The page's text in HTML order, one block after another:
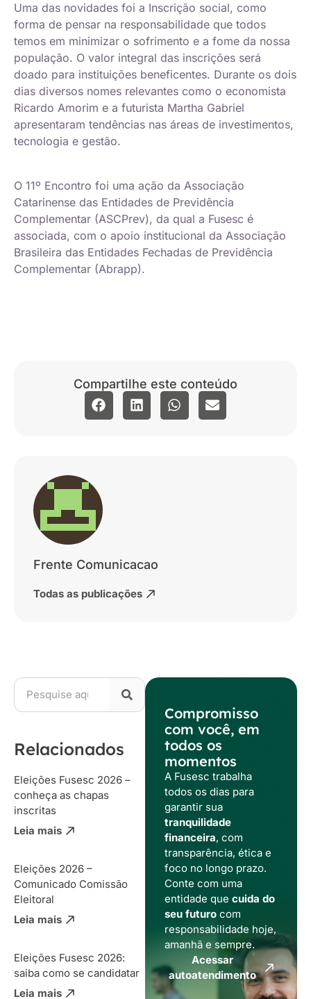
Uma das novidades foi a Inscrição social, como
forma de pensar na responsabilidade que todos
temos em minimizar o sofrimento e a fome da nossa
população. O valor integral das inscrições será
doado para instituições beneficentes. Durante os dois
dias diversos nomes relevantes como o economista
Ricardo Amorim e a futurista Martha Gabriel
apresentaram tendências nas áreas de investimentos,
tecnologia e gestão.
O 11º Encontro foi uma ação da Associação
Catarinense das Entidades de Previdência
Complementar (ASCPrev), da qual a Fusesc é
associada, com o apoio institucional da Associação
Brasileira das Entidades Fechadas de Previdência
Complementar (Abrapp).
Compartilhe este conteúdo
Frente Comunicacao
Todas as publicações
Relacionados
Eleições Fusesc 2026 –
conheça as chapas
inscritas
Leia mais
Eleições 2026 –
Comunicado Comissão
Eleitoral
Leia mais
Eleições Fusesc 2026:
saiba como se candidatar
Leia mais
Compromisso
com você, em
todos os
momentos
A Fusesc trabalha
todos os dias para
garantir sua
tranquilidade
financeira, com
transparência, ética e
foco no longo prazo.
Conte com uma
entidade que cuida do
seu futurocom
responsabilidade hoje,
amanhã e sempre.
Acessar
autoatendimento